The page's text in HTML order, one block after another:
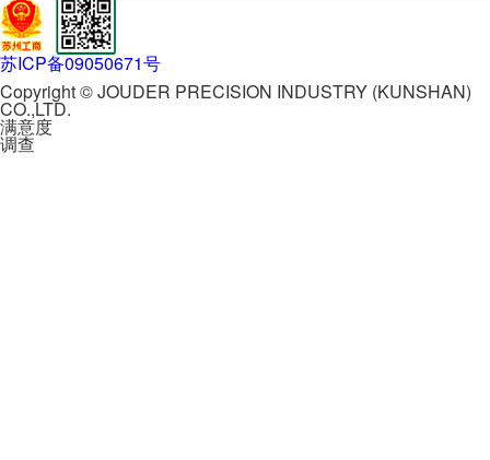
苏ICP备09050671号
Copyright © JOUDER PRECISION INDUSTRY (KUNSHAN)
CO.,LTD.
满意度
调查